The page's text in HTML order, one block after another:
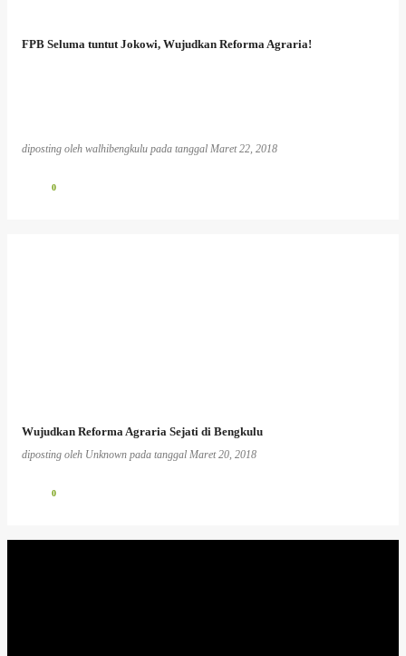
FPB Seluma tuntut Jokowi, Wujudkan Reforma Agraria!
diposting oleh walhibengkulu pada tanggal Maret 22, 2018
0
Wujudkan Reforma Agraria Sejati di Bengkulu
diposting oleh Unknown pada tanggal Maret 20, 2018
0